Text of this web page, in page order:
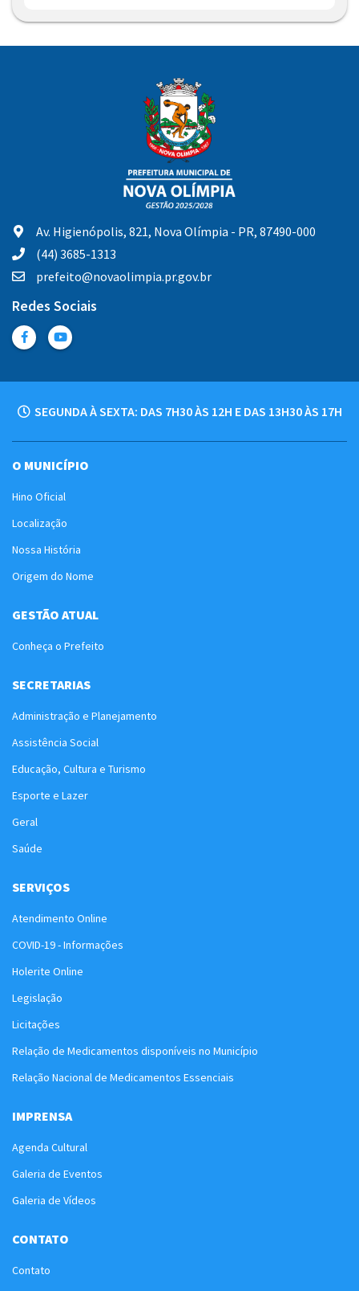
Av. Higienópolis, 821, Nova Olímpia - PR, 87490-000
(44) 3685-1313
prefeito@novaolimpia.pr.gov.br
Redes Sociais
SEGUNDA À SEXTA: DAS 7H30 ÀS 12H E DAS 13H30 ÀS 17H
O MUNICÍPIO
Hino Oficial
Localização
Nossa História
Origem do Nome
GESTÃO ATUAL
Conheça o Prefeito
SECRETARIAS
Administração e Planejamento
Assistência Social
Educação, Cultura e Turismo
Esporte e Lazer
Geral
Saúde
SERVIÇOS
Atendimento Online
COVID-19 - Informações
Holerite Online
Legislação
Licitações
Relação de Medicamentos disponíveis no Município
Relação Nacional de Medicamentos Essenciais
IMPRENSA
Agenda Cultural
Galeria de Eventos
Galeria de Vídeos
CONTATO
Contato